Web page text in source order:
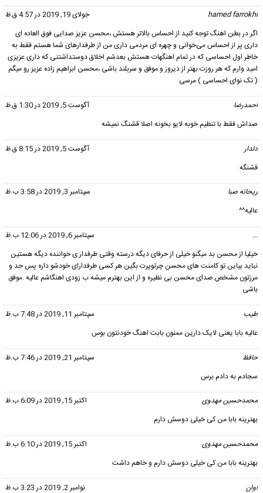
hamed farrokhi
جولای 19, 2019 در 4:57 ق.ظ
اگر در بطن اهنگ توجه کنید از احساس بالاتر هستش ،محسن عزیز صدایی فوق العاده ای
داری پر از احساس می‌خوانی و چهره ای مردمی داری من از طرفدارهای شما هستم فقط به
خاطر اول احساسی که در تمام اهنگهات هستش بعدشم اخلاق دوستداشتنی که داری عزیزی
امید وارم که هر روزت بهتر از دیروز و موفق و سربلند باشی ،محسن ابراهیم زاده عزیز رو میگم
( تک نوای احساسی ) مرسی
احمدرضا
آگوست 5, 2019 در 1:30 ق.ظ
صداش فقط با تنظیم خوبه لایو بخونه اصلا قشنگ نمیشه
دلدار
آگوست 5, 2019 در 8:15 ق.ظ
قشنگه
ریحانه صبا
سپتامبر 3, 2019 در 3:58 ب.ظ
عالیه^^
...
سپتامبر 6, 2019 در 12:06 ب.ظ
خیلیا از محسن بد میگنو خیلی از حرفای دیگه درسته وقتی طرفدار ی خواننده دیگه هستین
نباید بیاین تو کامنت های محسن چرتوپرت بگین هر کسی طرفدارای خودشو داره پس حد و
مرزتون مشخص.صدای محسن بی نظیره و از این بهترم میشه ب زودی اهنگاشم عالیه .موفق
باشی
طیب
سپتامبر 11, 2019 در 7:48 ب.ظ
عالیه بابا یعنی لایک دارین ممنون بابت اهنگ خودنتون بوس
حافظ
سپتامبر 21, 2019 در 7:46 ب.ظ
سجادم به دادم برس
محمدحسین مهدوی
اکتبر 15, 2019 در 6:09 ب.ظ
بهترینه بابا من کی خیلی دوسش دارم
محمدحسین مهدوی
اکتبر 15, 2019 در 6:10 ب.ظ
بهترینه بابا من کی خیلی دوسش دارم و خاهم داشت
اوان نوامبر 2, 2019 در 3:23 ب.ظ